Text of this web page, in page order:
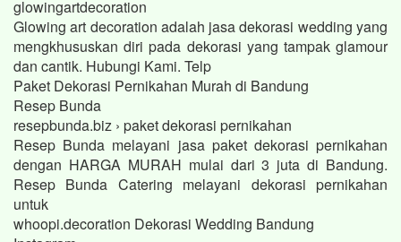
glowingartdecoration
Glowing art decoration adalah jasa dekorasi wedding yang
mengkhususkan diri pada dekorasi yang tampak glamour
dan cantik. Hubungi Kami. Telp
Paket Dekorasi Pernikahan Murah di Bandung
Resep Bunda
resepbunda.biz › paket dekorasi pernikahan
Resep Bunda melayani jasa paket dekorasi pernikahan
dengan HARGA MURAH mulai dari 3 juta di Bandung.
Resep Bunda Catering melayani dekorasi pernikahan
untuk
whoopi.decoration Dekorasi Wedding Bandung